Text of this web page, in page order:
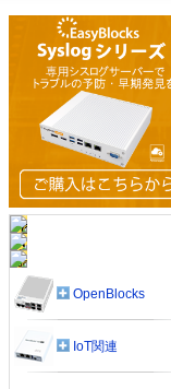
OpenBlocks
IoT関連